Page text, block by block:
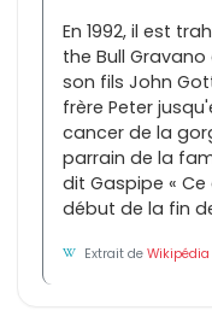
En 1992, il est
the Bull
son fils John
frère Peter
cancer de la
parrain de la
dit Gaspipe «
début de la fin
Extrait deWikipédia